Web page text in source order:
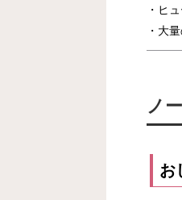
ヒ
大
ノ
お